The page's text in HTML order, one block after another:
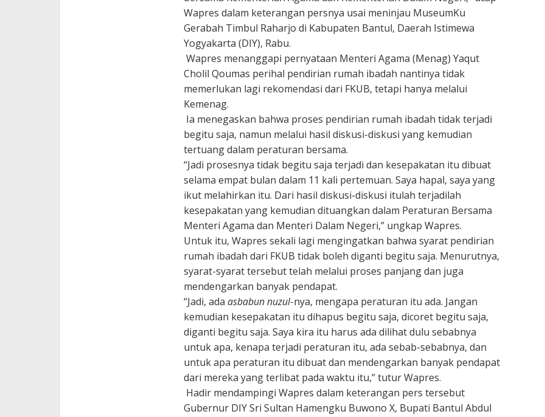
Wapres dalam keterangan persnya usai meninjau MuseumKu
Gerabah Timbul Raharjo di Kabupaten Bantul, Daerah Istimewa
Yogyakarta (DIY), Rabu.
Wapres menanggapi pernyataan Menteri Agama (Menag) Yaqut
Cholil Qoumas perihal pendirian rumah ibadah nantinya tidak
memerlukan lagi rekomendasi dari FKUB, tetapi hanya melalui
Kemenag.
Ia menegaskan bahwa proses pendirian rumah ibadah tidak terjadi
begitu saja, namun melalui hasil diskusi-diskusi yang kemudian
tertuang dalam peraturan bersama.
“Jadi prosesnya tidak begitu saja terjadi dan kesepakatan itu dibuat
selama empat bulan dalam 11 kali pertemuan. Saya hapal, saya yang
ikut melahirkan itu. Dari hasil diskusi-diskusi itulah terjadilah
kesepakatan yang kemudian dituangkan dalam Peraturan Bersama
Menteri Agama dan Menteri Dalam Negeri,” ungkap Wapres.
Untuk itu, Wapres sekali lagi mengingatkan bahwa syarat pendirian
rumah ibadah dari FKUB tidak boleh diganti begitu saja. Menurutnya,
syarat-syarat tersebut telah melalui proses panjang dan juga
mendengarkan banyak pendapat.
“Jadi, ada asbabun nuzul-nya, mengapa peraturan itu ada. Jangan
kemudian kesepakatan itu dihapus begitu saja, dicoret begitu saja,
diganti begitu saja. Saya kira itu harus ada dilihat dulu sebabnya
untuk apa, kenapa terjadi peraturan itu, ada sebab-sebabnya, dan
untuk apa peraturan itu dibuat dan mendengarkan banyak pendapat
dari mereka yang terlibat pada waktu itu,” tutur Wapres.
Hadir mendampingi Wapres dalam keterangan pers tersebut
Gubernur DIY Sri Sultan Hamengku Buwono X, Bupati Bantul Abdul